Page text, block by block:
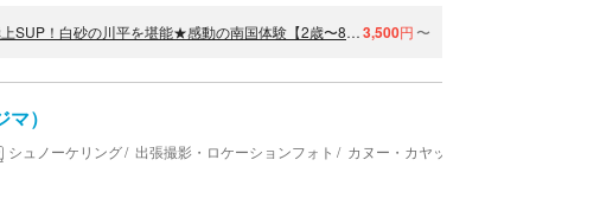
学生超お得★ANA誌掲載《大好評★家族割あり》石垣極上SUP！白砂の川平を堪能★感動の南国体験【2歳〜85歳】当日OK！送迎/写真無料★シャワー完備【石垣島・SUP】3,500円 〜
）
シュノーケリング 出張撮影・ロケーションフォト カヌー・カヤック